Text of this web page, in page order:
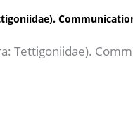
Tettigoniidae).